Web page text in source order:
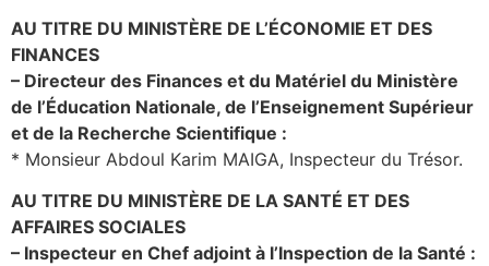
AU TITRE DU MINISTÈRE DE L’ÉCONOMIE ET DES
FINANCES
– Directeur des Finances et du Matériel du Ministère
de l’Éducation Nationale, de l’Enseignement Supérieur
et de la Recherche Scientifique :
* Monsieur Abdoul Karim MAIGA, Inspecteur du Trésor.
AU TITRE DU MINISTÈRE DE LA SANTÉ ET DES
AFFAIRES SOCIALES
– Inspecteur en Chef adjoint à l’Inspection de la Santé :